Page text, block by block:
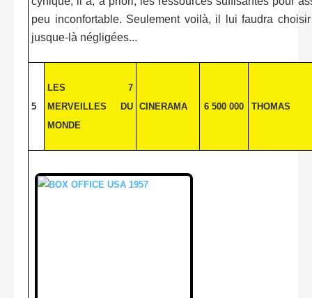
peu inconfortable. Seulement voilà, il lui faudra
jusque-là négligées...
5
LES 7
MERVEILLES DU
MONDE
CINERAMA 6 500 000 THOMAS